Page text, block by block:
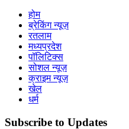
होम
ब्रेकिंग न्यूज़
रतलाम
मध्यप्रदेश
पॉलिटिक्स
सोशल न्यूज़
क्राइम न्यूज़
खेल
धर्म
Subscribe to Updates